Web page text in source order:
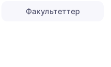
Факультеттер